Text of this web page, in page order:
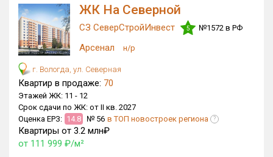
₽/м² млн ₽
Цена
от
Общая площадь, м²
от
Срок сдачи
от
Вид объекта
МД
ЖК На Северной
СЗ СеверСтройИнвест 5 №1572 в РФ
Арсенал н/р
г. Вологда, ул. Северная
Квартир в продаже: 70
Этажей ЖК: 11 - 12
Срок сдачи по ЖК: от II кв. 2027
Оценка ЕРЗ: 14.8 № 56 в ТОП новостроек региона ?
Квартиры от 3.2 млн₽
от 111 999 ₽/м²